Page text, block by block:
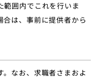
範囲内でこれを行いま
は、事前に提供者から
なお、求職者さまおよ